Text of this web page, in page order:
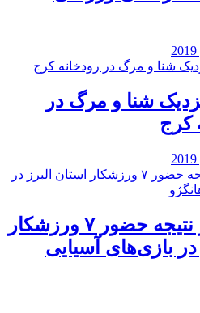
شنا و مرگ در
کرج
۲ مدال برنز نتیجه حضور ۷ ورزشکار
در بازی‌های آسیایی